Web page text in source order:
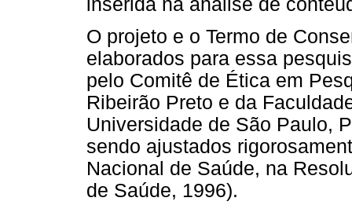
inserida na análise de
O projeto e o Termo de
elaborados para essa
pelo Comitê de Ética em
Ribeirão Preto e da
Universidade de São Paulo,
sendo ajustados
Nacional de Saúde, na
de Saúde, 1996).